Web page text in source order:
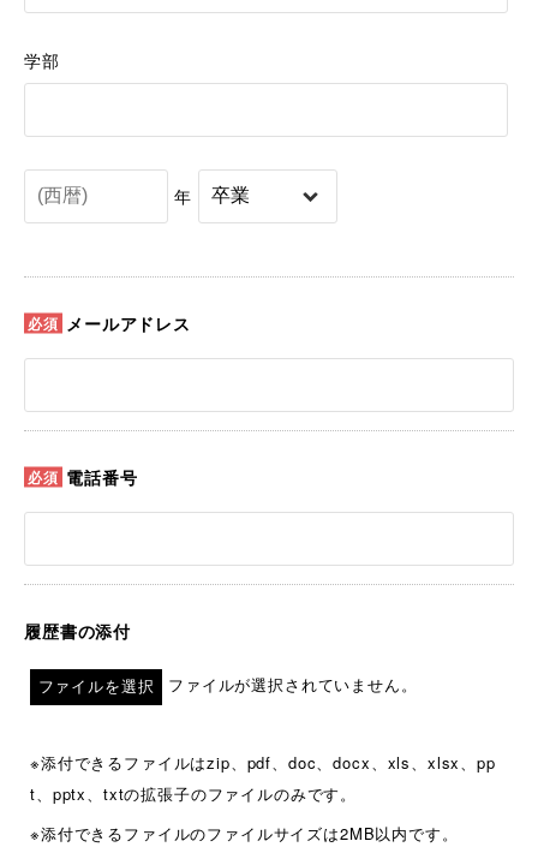
学部
年
メールアドレス
電話番号
履歴書の添付
ファイルが選択されていません。
※添付できるファイルはzip、pdf、doc、docx、xls、xlsx、pp
t、pptx、txtの拡張子のファイルのみです。
※添付できるファイルのファイルサイズは2MB以内です。